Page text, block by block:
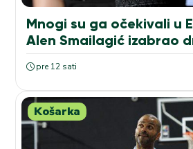
Mnogi su ga očekivali u
Alen Smailagić izabrao
pre 12 sati
Košarka